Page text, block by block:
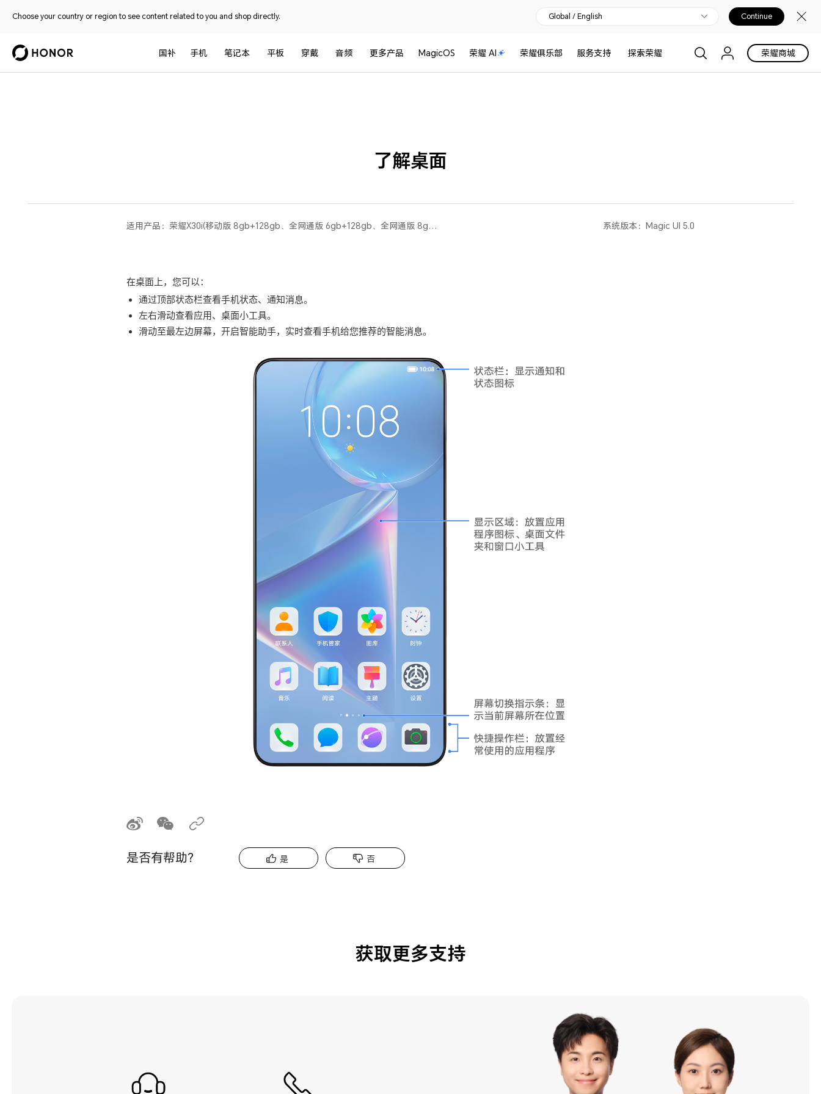
Choose your country or region to see content related to you and shop directly. Global / English Continue
国补 手机 笔记本 平板 穿戴 音频 更多产品 MagicOS 荣耀 AI 荣耀俱乐部 服务支持 探索荣耀 荣耀商城
了解桌面
适用产品： 荣耀X30i(移动版 8gb+128gb、全网通版 6gb+128gb、全网通版 8gb+128gb) 系统版本：Magic UI 5.0
在桌面上，您可以：
通过顶部状态栏查看手机状态、通知消息。
左右滑动查看应用、桌面小工具。
滑动至最左边屏幕，开启智能助手，实时查看手机给您推荐的智能消息。
是否有帮助？ 是 否
获取更多支持